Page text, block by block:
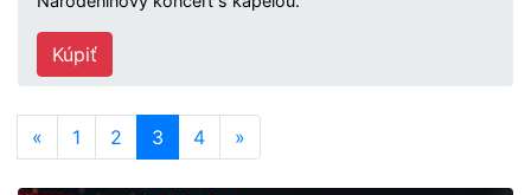
Kúpiť
« 1 2 3 4 »